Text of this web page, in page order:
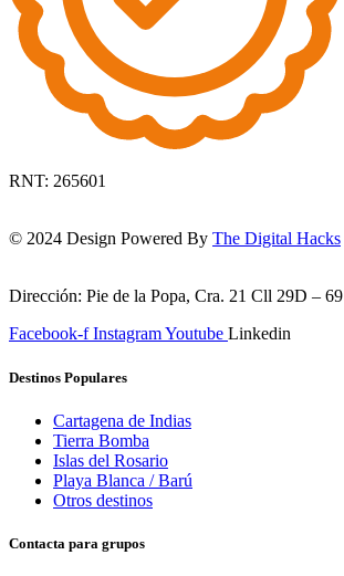
RNT: 265601
© 2024 Design Powered By The Digital Hacks
Dirección: Pie de la Popa, Cra. 21 Cll 29D – 69
Facebook-f InstagramYoutube Linkedin
Destinos Populares
Cartagena de Indias
Tierra Bomba
Islas del Rosario
Playa Blanca / Barú
Otros destinos
Contacta para grupos